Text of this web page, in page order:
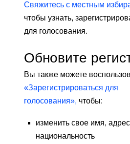
Свяжитесь с местным
чтобы узнать,
для голосования.
Обновите
Вы также можете
«Зарегистрироваться для
голосования», чтобы:
изменить свое имя,
национальность